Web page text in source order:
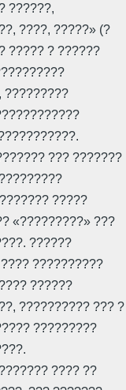
??????,
????, ?????» (?
????? ? ??????
?????????
??? ???????
?????
«?????????» ???
??????
??????????
??????
?????????? ??? ?
?????????
???? ??